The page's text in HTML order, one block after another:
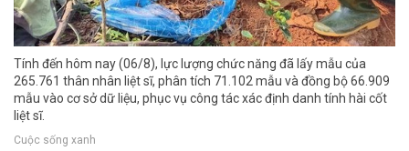
Tính đến hôm nay (06/8), lực lượng chức năng đã lấy mẫu của
265.761 thân nhân liệt sĩ, phân tích 71.102 mẫu và đồng bộ 66.909
mẫu vào cơ sở dữ liệu, phục vụ công tác xác định danh tính hài cốt
liệt sĩ.
Cuộc sống xanh